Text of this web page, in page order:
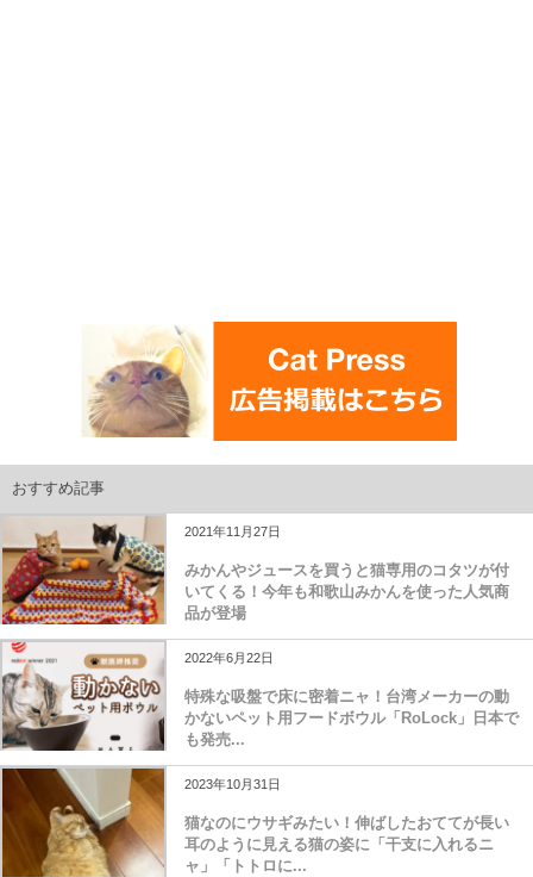
おすすめ記事
2021年11月27日
みかんやジュースを買うと猫専用のコタツが付
いてくる！今年も和歌山みかんを使った人気商
品が登場
2022年6月22日
特殊な吸盤で床に密着ニャ！台湾メーカーの動
かないペット用フードボウル「RoLock」日本で
も発売...
2023年10月31日
猫なのにウサギみたい！伸ばしたおててが長い
耳のように見える猫の姿に「干支に入れるニ
ャ」「トトロに...